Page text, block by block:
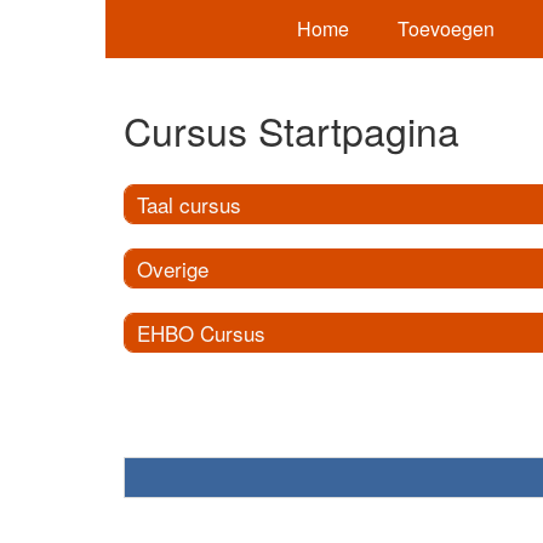
Home Toevoegen
Cursus Startpagina
Taal cursus
Overige
EHBO Cursus